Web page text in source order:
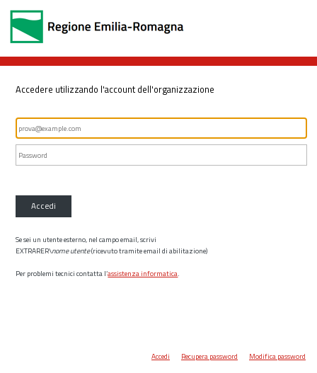
Accedere utilizzando l'account dell'organizzazione
Accedi
Se sei un utente esterno, nel campo email, scrivi
EXTRARER\nome utente(ricevuto tramite email di abilitazione)
Per problemi tecnici contatta l’assistenza informatica.
Accedi Recupera password Modifica password